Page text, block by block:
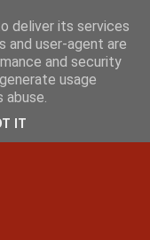
deliver its services
and user-agent are
and security
usage
IT